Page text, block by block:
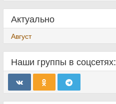
Актуально
Август
Наши группы в соцсетях: